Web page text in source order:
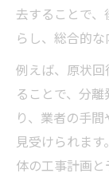
スケ
い
原状回復
スケ
原状
去することで
らし、総合的な
例えば、原状
ることで、分
り、業者の手
見受けられま
体の工事計画